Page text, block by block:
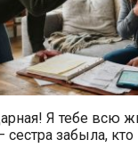
Я тебе всю
сестра забыла, кто